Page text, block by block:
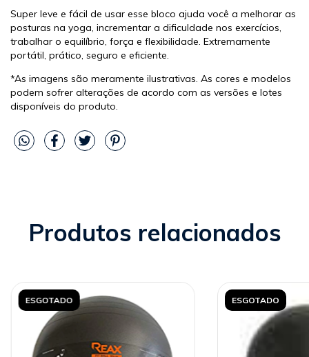
Super leve e fácil de usar esse bloco ajuda você a melhorar as
posturas na yoga, incrementar a dificuldade nos exercícios,
trabalhar o equilíbrio, força e flexibilidade. Extremamente
portátil, prático, seguro e eficiente.
*As imagens são meramente ilustrativas. As cores e modelos
podem sofrer alterações de acordo com as versões e lotes
disponíveis do produto.
Produtos relacionados
ESGOTADO ESGOTADO